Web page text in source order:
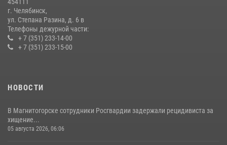
08 июля 2026, 12:05
г. Челябинск,
ул. Степана Разина, д. 6 в
Телефоны дежурной части:
+ 7 (351) 233-14-00
+ 7 (351) 233-15-00
НОВОСТИ
В Магнитогорске сотрудники Росгвардии задержали рецидивиста за
хищение...
05 августа 2026, 06:06